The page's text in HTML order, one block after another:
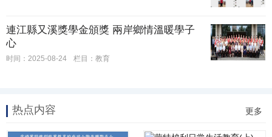
連江縣又溪獎學金頒獎 兩岸鄉情溫暖學子
心
时间：2025-08-24 栏目：教育
热点内容 更多